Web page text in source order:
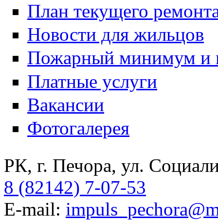
План текущего
Новости для жильцов
Пожарный минимум и
Платные услуги
Вакансии
Фотогалерея
РК, г. Печора, ул.
8 (82142) 7-07-53
E-mail: